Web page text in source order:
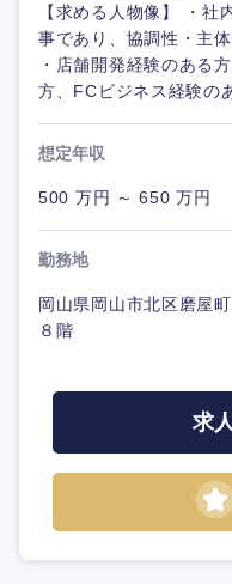
【求める人物像】 ・社
事であり、協調性・主
・店舗開発経験のある
方、FCビジネス経験の
想定年収
500 万円 ～ 650 万円
勤務地
岡山県岡山市北区磨屋
８階
求